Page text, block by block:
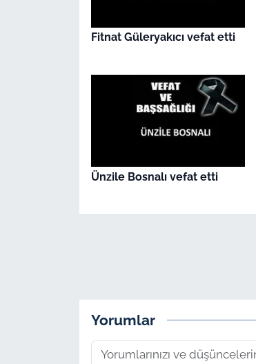
Fitnat Güleryakıcı vefat etti
Ünzile Bosnalı vefat etti
Yorumlar